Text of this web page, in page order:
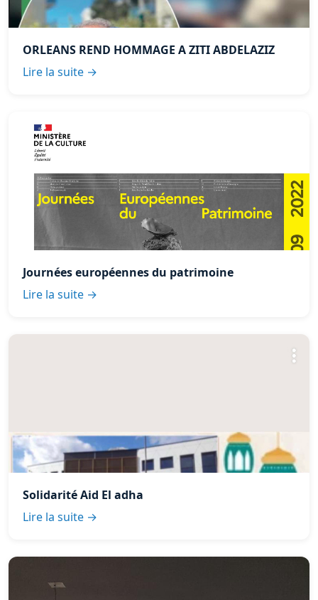
ORLEANS REND HOMMAGE A ZITI ABDELAZIZ
Lire la suite →
Journées européennes du patrimoine
Lire la suite →
Solidarité Aid El adha
Lire la suite →